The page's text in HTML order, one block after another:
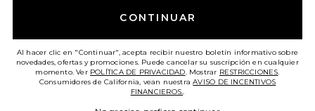
Haz una breve encuesta sobre la visita de hoy.¡Vamos!
ATENCIÓN AL CLIENTE
CONTINUAR
Al hacer clic en "Continuar", acepta recibir nuestro boletín informativo sobre
novedades, ofertas y promociones. Puede cancelar su suscripción en cualquier
momento. Ver POLÍTICA DE PRIVACIDAD. Mostrar RESTRICCIONES.
Consumidores de California, vean nuestraAVISO DE INCENTIVOS
FINANCIEROS..